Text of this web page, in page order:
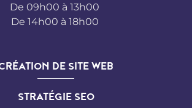
De 09h00 à 13h00
De 14h00 à 18h00
DE SITE WEB
STRATÉGIE SEO